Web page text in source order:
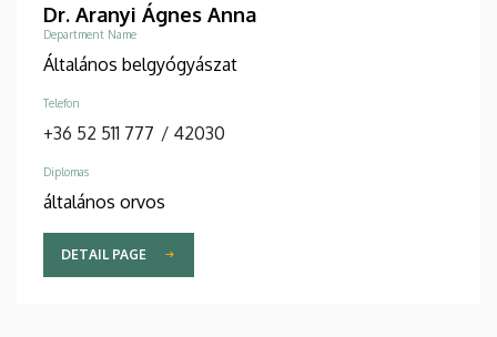
Dr. Aranyi Ágnes Anna
Department Name
Általános belgyógyászat
Telefon
+36 52 511 777 / 42030
Diplomas
általános orvos
DETAIL PAGE